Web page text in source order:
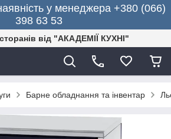
у менеджера +380 (066)
398 63 53
від "АКАДЕМІЇ КУХНІ"
Барне обладнання та інвентар